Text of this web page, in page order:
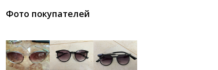
Фото покупателей